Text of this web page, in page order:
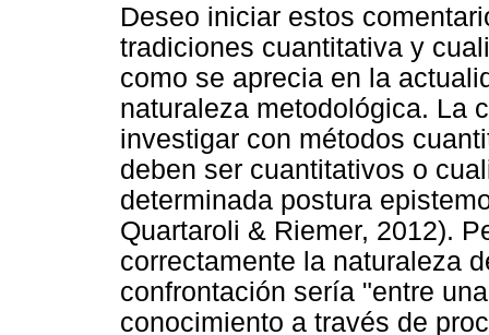
Deseo iniciar estos
tradiciones cuantitativa y
como se aprecia en la
naturaleza metodológica. La
investigar con métodos
deben ser cuantitativos o
determinada postura
Quartaroli & Riemer, 2012).
correctamente la naturaleza
confrontación sería "entre
conocimiento a través de